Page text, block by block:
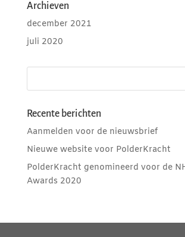
Archieven
december 2021
juli 2020
Recente berichten
Aanmelden voor de nieuwsbrief
Nieuwe website voor PolderKracht
PolderKracht genomineerd voor de
Awards 2020